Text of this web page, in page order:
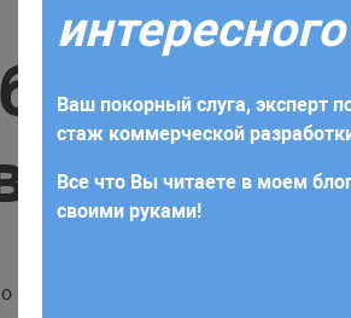
в
задавать свойства, которые будут
Для начала сотрудничества
получите коммерческое
требований и поставленных
Ваш покорный слуга, эксперт
стаж коммерческой
Все что Вы читаете в моем
своими руками!